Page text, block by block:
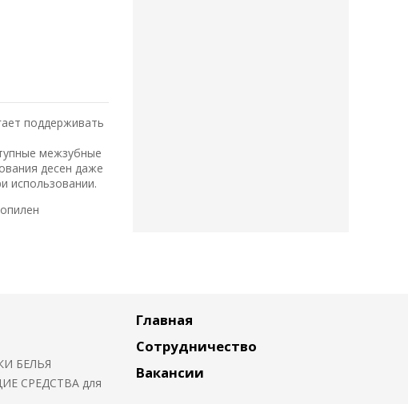
поддерживать
межзубные
десен даже
использовании.
БЕЛЬЯ
СРЕДСТВА для
Главная
Сотрудничество
Вакансии